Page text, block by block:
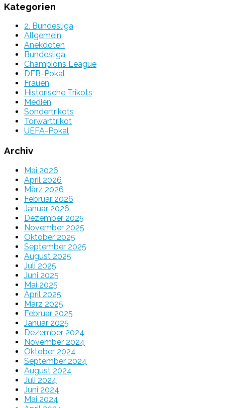
Kategorien
2. Bundesliga
Allgemein
Anekdoten
Bundesliga
Champions League
DFB-Pokal
Frauen
Historische Trikots
Medien
Sondertrikots
Torwarttrikot
UEFA-Pokal
Archiv
Mai 2026
April 2026
März 2026
Februar 2026
Januar 2026
Dezember 2025
November 2025
Oktober 2025
September 2025
August 2025
Juli 2025
Juni 2025
Mai 2025
April 2025
März 2025
Februar 2025
Januar 2025
Dezember 2024
November 2024
Oktober 2024
September 2024
August 2024
Juli 2024
Juni 2024
Mai 2024